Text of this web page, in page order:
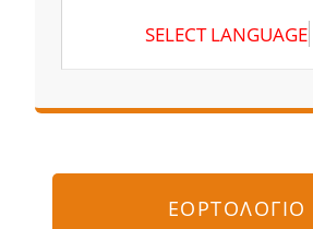
SELECT LANGUAGE
ΕΟΡΤΟΛΟΓΙΟ